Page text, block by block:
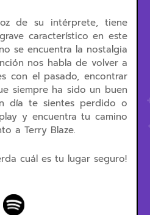
de su intérprete, tiene
característico en este
se encuentra la nostalgia
nos habla de volver a
con el pasado, encontrar
siempre ha sido un buen
día te sientes perdido o
y encuentra tu camino
a Terry Blaze.
cuál es tu lugar seguro!